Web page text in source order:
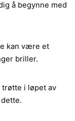
å begynne med
kan være et
briller.
i løpet av